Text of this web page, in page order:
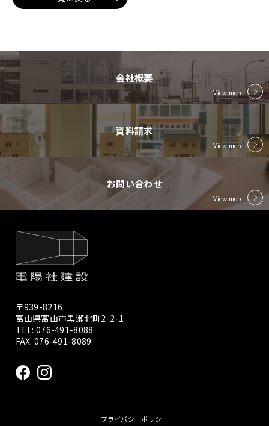
会社概要
View more
資料請求
View more
お問い合わせ
View more
〒939-8216
富山県富山市黒瀬北町2-2-1
TEL:076-491-8088
FAX: 076-491-8089
プライバシーポリシー